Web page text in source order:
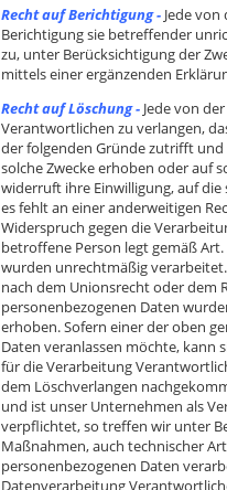
Recht auf Berichtigung - Jede
Berichtigung sie betreffender
zu, unter Berücksichtigung der
mittels einer ergänzenden
Recht auf Löschung - Jede von
Verantwortlichen zu verlangen,
der folgenden Gründe zutrifft
solche Zwecke erhoben oder auf
widerruft ihre Einwilligung, auf die
es fehlt an einer anderweitigen
Widerspruch gegen die
betroffene Person legt gemäß Art.
wurden unrechtmäßig
nach dem Unionsrecht oder dem
personenbezogenen Daten
erhoben. Sofern einer der oben
Daten veranlassen möchte, kann
für die Verarbeitung
dem Löschverlangen
und ist unser Unternehmen als
verpflichtet, so treffen wir unter
Maßnahmen, auch technischer
personenbezogenen Daten
Datenverarbeitung